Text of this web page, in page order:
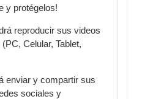
y protégelos!
reproducir sus videos
Celular, Tablet,
enviar y compartir sus
sociales y